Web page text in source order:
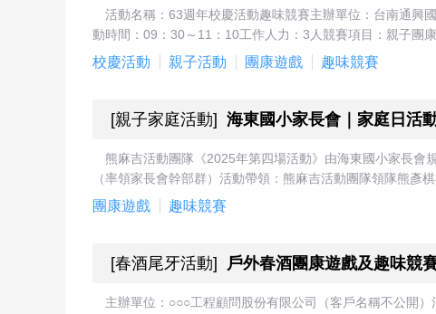
活動名稱：63週年校慶活動趣味競賽主辦單位：台南通興
動時間：09：30～11：10工作人力：3人競賽項目：親子團
校慶活動 親子活動 團康遊戲 趣味競賽
[親子家庭活動] 海東國小家長會｜家庭日活
熊麻吉活動團隊《2025年第四場活動》由海東國小家長會
（率領家長會幹部群）活動帶領：熊麻吉活動團隊領隊熊彥
團康遊戲 趣味競賽
[春酒尾牙活動] 戶外春酒團康遊戲及趣味競
主辦單位：○○○工程顧問股份有限公司（客戶名稱不公開